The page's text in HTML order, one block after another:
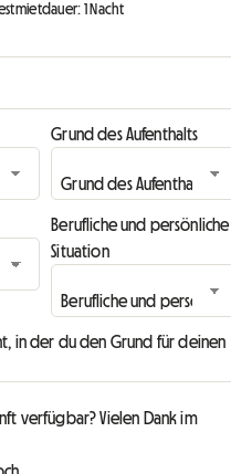
1 Nacht
Grund des Aufenthalts
Berufliche und persönliche
Situation
in der du den Grund für deinen